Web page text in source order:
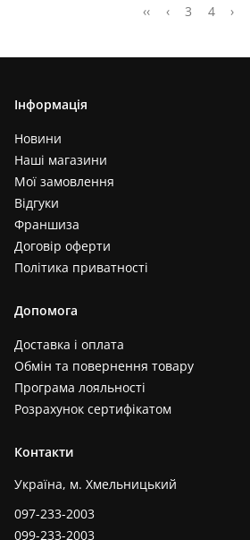
‹‹
‹ 3 4 ›
Інформація
Новини
Наші магазини
Мої замовлення
Відгуки
Франшиза
Договір оферти
Політика приватності
Допомога
Доставка і оплата
Обмін та повернення товару
Програма лояльності
Розрахунок сертифікатом
Контакти
Україна, м. Хмельницький
097-233-2003
099-233-2003